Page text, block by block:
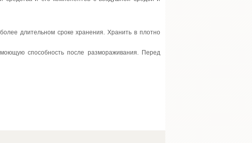
длительном сроке хранения. Хранить в плотно
способность после размораживания. Перед